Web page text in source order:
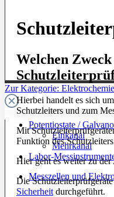
Zur Kategorie: Elektrochemie
Potentiostate /
Einkanal
Mehrkanal
Labor-
Messzellen und
Welchen
Hierbei handelt es sich
Schutzleiters und zum
Mit
Funktion des
Hier geht es weiter zu der
Die
Sicherheit durchgeführt.